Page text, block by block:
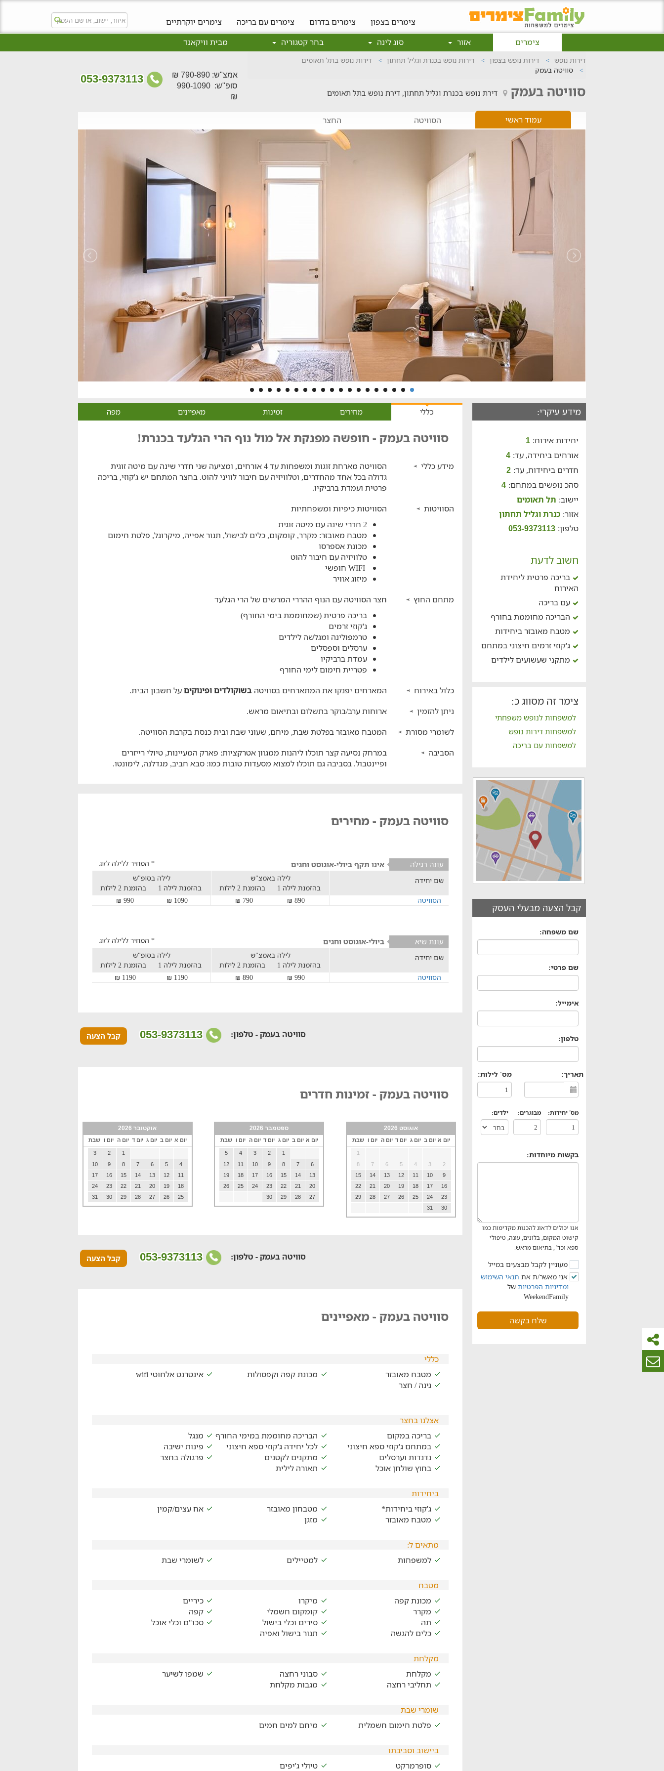
צימרים בצפון צימרים בדרום צימרים עם בריכה
צימרים יוקרתיים
צימרים
אזור סוג לינה בחר קטגוריה מבית וויקאנד
דירות נופש דירות נופש בצפון דירות נופש בכנרת וגליל תחתון
דירות נופש בתל תאומים
סוויטה בעמק
סוויטה בעמק דירת נופש בכנרת וגליל תחתון, דירת נופש בתל תאומים
אמצ"ש: 790-890 ₪
סופ"ש: 990-1090
₪
עמוד ראשי הסוויטה החצר
מידע עיקרי:
יחידות אירוח: 1
אורחים ביחידה, עד: 4
חדרים ביחידות, עד: 2
סהכ נופשים במתחם: 4
יישוב: תל תאומים
אזור: כנרת וגליל תחתון
טלפון: 053-9373113
חשוב לדעת
בריכה פרטית ליחידת
האירוח
עם בריכה
הבריכה מחוממת בחורף
מטבח מאובזר ביחידות
ג'קוזי זרמים חיצוני במתחם
מתקני שעשועים לילדים
צימר זה מסווג כ:
למשפחות לנופש משפחתי
למשפחות דירות נופש
למשפחות עם בריכה
קבל הצעה מבעלי העסק
שם משפחה:
שם פרטי:
אימייל:
טלפון:
תאריך: מס' לילות:
מס' יחידות: מבוגרים: ילדים:
בקשות מיוחדות:
אנו יכולים לדאוג להכנות מקדימות כמו
קישוט המקום, בלונים, עוגה, טיפולי
ספא וכד' , בתיאום מראש.
מעוניין לקבל מבצעים במייל
אני מאשר/ת את תנאי השימוש
ומדיניות הפרטיות של
WeekendFamily
שלח בקשה
כללי מחירים זמינות מאפיינים מפה
סוויטה בעמק - חופשה מפנקת אל מול נוף הרי הגלעד בכנרת!
מידע כללי
הסוויטה מארחת זוגות ומשפחות עד 4 אורחים, ומציעה שני חדרי שינה עם מיטה זוגית
גדולה בכל אחד מהחדרים, וטלוויזיה עם חיבור לוויני להוט. בחצר המתחם יש ג'קוזי, בריכה
פרטית ועמדת ברביקיו.
הסוויטות
הסוויטות כיפיות ומשפחתיות
2 חדרי שינה עם מיטה זוגית
מטבח מאובזר: מקרר, קומקום, כלים לבישול, תנור אפייה, מיקרוגל, פלטת חימום
מכונת אספרסו
טלוויזיה עם חיבור להוט
WIFI חופשי
מיזוג אוויר
מתחם החוץ
חצר הסוויטה עם הנוף ההררי המרשים של הרי הגלעד
בריכה פרטית (שמחוממת בימי החורף)
ג'קוזי זרמים
טרמפולינה ומגלשה לילדים
ערסלים וספסלים
עמדת ברביקיו
פטריית חימום לימי החורף
כלול באירוח
המארחים יפנקו את המתארחים בסוויטה בשוקולדים ופינוקיםעל חשבון הבית.
ניתן להזמין
ארוחות ערב/בוקר בתשלום ובתיאום מראש.
לשומרי מסורת
המטבח מאובזר בפלטת שבת, מיחם, שעוני שבת ובית כנסת בקרבת הסוויטה.
הסביבה
במרחק נסיעה קצר תוכלו ליהנות ממגוון אטרקציות: פארק המעיינות, טיולי רייזרים
ופיינטבול. בסביבה גם תוכלו למצוא מסעדות טובות כמו: סבא חביב, מגדלנה, לימונטו.
סוויטה בעמק - מחירים
עונה רגילה אינו תקף ביולי-אוגוסט וחגים
* המחיר ללילה לזוג
שם יחידה
לילה באמצ"ש
בהזמנת לילה 1
בהזמנת 2 לילות
לילה בסופ"ש
בהזמנת לילה 1
בהזמנת 2 לילות
הסוויטה
890 ₪
790 ₪
1090 ₪
990 ₪
עונת שיא ביולי-אוגוסט וחגים
* המחיר ללילה לזוג
שם יחידה
לילה באמצ"ש
בהזמנת לילה 1
בהזמנת 2 לילות
לילה בסופ"ש
בהזמנת לילה 1
בהזמנת 2 לילות
הסוויטה
990 ₪
890 ₪
1190 ₪
1190 ₪
קבל הצעה סוויטה בעמק - טלפון:
סוויטה בעמק - זמינות חדרים
אוגוסט 2026
יום א יום ב יום ג יום ד יום ה יום ו שבת
1
2
3
4
5
6
7
8
9
10
11
12
13
14
15
16
17
18
19
20
21
22
23
24
25
26
27
28
29
30
31
ספטמבר 2026
יום א יום ב יום ג יום ד יום ה יום ו שבת
1
2
3
4
5
6
7
8
9
10
11
12
13
14
15
16
17
18
19
20
21
22
23
24
25
26
27
28
29
30
אוקטובר 2026
יום א יום ב יום ג יום ד יום ה יום ו שבת
1
2
3
4
5
6
7
8
9
10
11
12
13
14
15
16
17
18
19
20
21
22
23
24
25
26
27
28
29
30
31
קבל הצעה סוויטה בעמק - טלפון:
סוויטה בעמק - מאפיינים
כללי
מטבח מאובזר
מכונת קפה וקפסולות
אינטרנט אלחוטי wifi
גינה / חצר
אצלנו בחצר
בריכה במקום
הבריכה מחוממת במימי החורף
מנגל
במתחם ג'קוזי ספא חיצוני
לכל יחידה ג'קוזי ספא חיצוני
פינות ישיבה
נדנדות וערסלים
מתקנים לקטנים
פרגולה בחצר
בחוץ שולחן אוכל
תאורה לילית
ביחידות
ג'קוזי ביחידות*
מטבחון מאובזר
אח עצים/קמין
מטבח מאובזר
מזגן
מתאים ל:
למשפחות
למטיילים לשומרי שבת
מטבח
מכונת קפה
מיקרו
כיריים
מקרר
קומקום חשמלי
קפה
תה
סירים וכלי בישול
סכו"ם וכלי אוכל
כלים להגשה
תנור בישול ואפיה
מקלחת
מקלחת
סבוני רחצה
שמפו לשיער
תחליבי רחצה
מגבות מקלחת
שומרי שבת
פלטת חימום חשמלית
מיחם למים חמים
ביישוב וסביבתו
סופרמרקט
טיולי ג'יפים